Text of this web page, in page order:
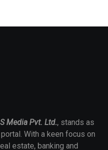
Media Pvt. Ltd., stands as
With a keen focus on
estate, banking and